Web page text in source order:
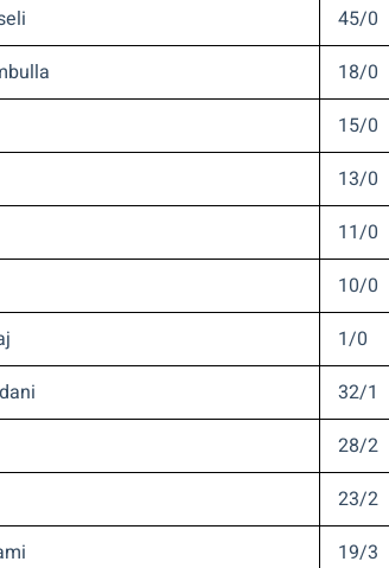
45/0
18/0
15/0
13/0
11/0
10/0
1/0
32/1
28/2
23/2
19/3